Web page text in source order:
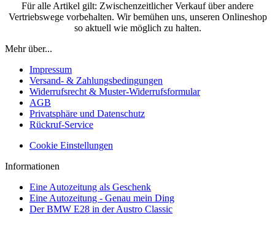
Für alle Artikel gilt: Zwischenzeitlicher Verkauf über andere
Vertriebswege vorbehalten. Wir bemühen uns, unseren Onlineshop
so aktuell wie möglich zu halten.
Mehr über...
Impressum
Versand- & Zahlungsbedingungen
Widerrufsrecht & Muster-Widerrufsformular
AGB
Privatsphäre und Datenschutz
Rückruf-Service
Cookie Einstellungen
Informationen
Eine Autozeitung als Geschenk
Eine Autozeitung - Genau mein Ding
Der BMW E28 in der Austro Classic